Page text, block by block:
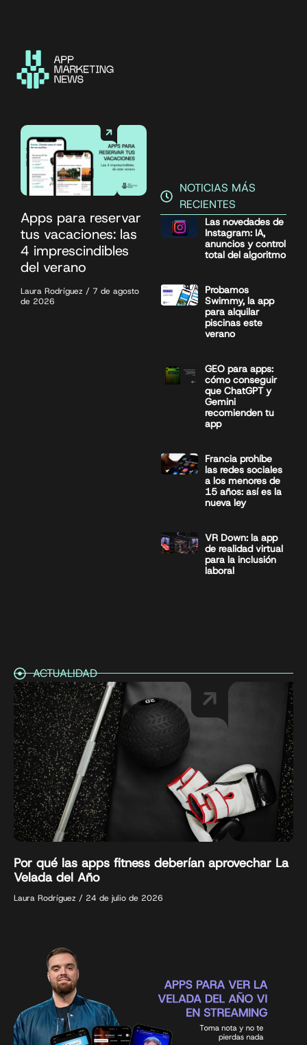
Apps para reservar
tus vacaciones: las
4 imprescindibles
del verano
Laura Rodríguez
7 de agosto
de 2026
NOTICIAS MÁS
RECIENTES
Las novedades de
Instagram: IA,
anuncios y control
total del algoritmo
Probamos
Swimmy, la app
para alquilar
piscinas este
verano
GEO para apps:
cómo conseguir
que ChatGPT y
Gemini
recomienden tu
app
Francia prohíbe
las redes sociales
a los menores de
15 años: así es la
nueva ley
VR Down: la app
de realidad virtual
para la inclusión
laboral
ACTUALIDAD
Por qué las apps fitness deberían aprovechar La
Velada del Año
Laura Rodríguez 24 de julio de 2026